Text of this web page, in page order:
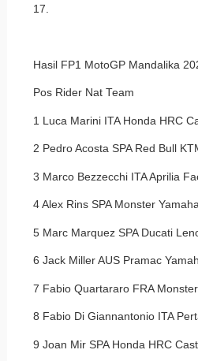
17.
Hasil FP1 MotoGP Mandalika
Pos Rider Nat Team
1 Luca Marini ITA Honda HRC
2 Pedro Acosta SPA Red Bull
3 Marco Bezzecchi ITA Aprilia
4 Alex Rins SPA Monster
5 Marc Marquez SPA Ducati
6 Jack Miller AUS Pramac
7 Fabio Quartararo FRA
8 Fabio Di Giannantonio ITA
9 Joan Mir SPA Honda HRC